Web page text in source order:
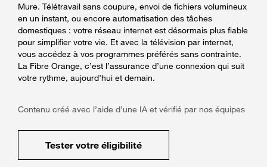
Mure. Télétravail sans coupure, envoi de fichiers volumineux
en un instant, ou encore automatisation des tâches
domestiques : votre réseau internet est désormais plus fiable
pour simplifier votre vie. Et avec la télévision par internet,
vous accédez à vos programmes préférés sans contrainte.
La Fibre Orange, c’est l’assurance d’une connexion qui suit
votre rythme, aujourd’hui et demain.
Contenu créé avec l’aide d’une IA et vérifié par nos équipes
Tester votre éligibilité